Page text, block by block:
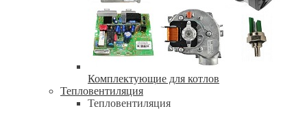
Комплектующие для котлов
Тепловентиляция
Тепловентиляция